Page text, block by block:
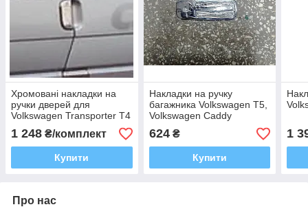
Хромовані накладки на
ручки дверей для
Volkswagen Transporter T4
1 248 ₴/комплект
Купити
Накладки на ручку
багажника Volkswagen Т5,
Volkswagen Caddy
624₴
Купити
1
Про нас